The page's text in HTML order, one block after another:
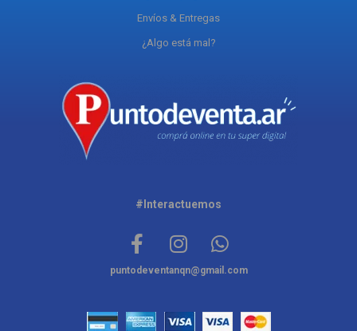
Envíos & Entregas
¿Algo está mal?
#Interactuemos
puntodeventanqn@gmail.com